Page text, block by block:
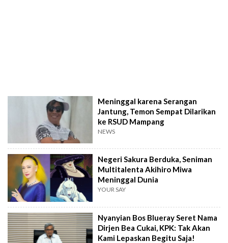
Meninggal karena Serangan
Jantung, Temon Sempat Dilarikan
ke RSUD Mampang
NEWS
Negeri Sakura Berduka, Seniman
Multitalenta Akihiro Miwa
Meninggal Dunia
YOUR SAY
Nyanyian Bos Blueray Seret Nama
Dirjen Bea Cukai, KPK: Tak Akan
Kami Lepaskan Begitu Saja!